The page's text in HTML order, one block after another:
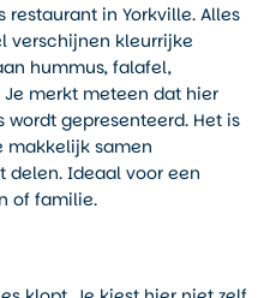
in Yorkville. Alles
verschijnen kleurrijke
hummus, falafel,
merkt meteen dat hier
gepresenteerd. Het is
makkelijk samen
delen. Ideaal voor een
of familie.